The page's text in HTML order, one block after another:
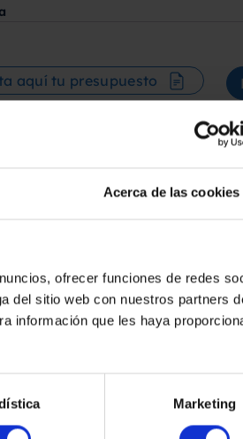
Acerca de las cookies
ofrecer funciones de redes
del sitio web con nuestros partners
información que les haya
Marketing
aquí tu presupuesto